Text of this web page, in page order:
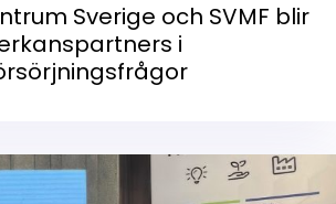
Sverige och SVMF blir
i